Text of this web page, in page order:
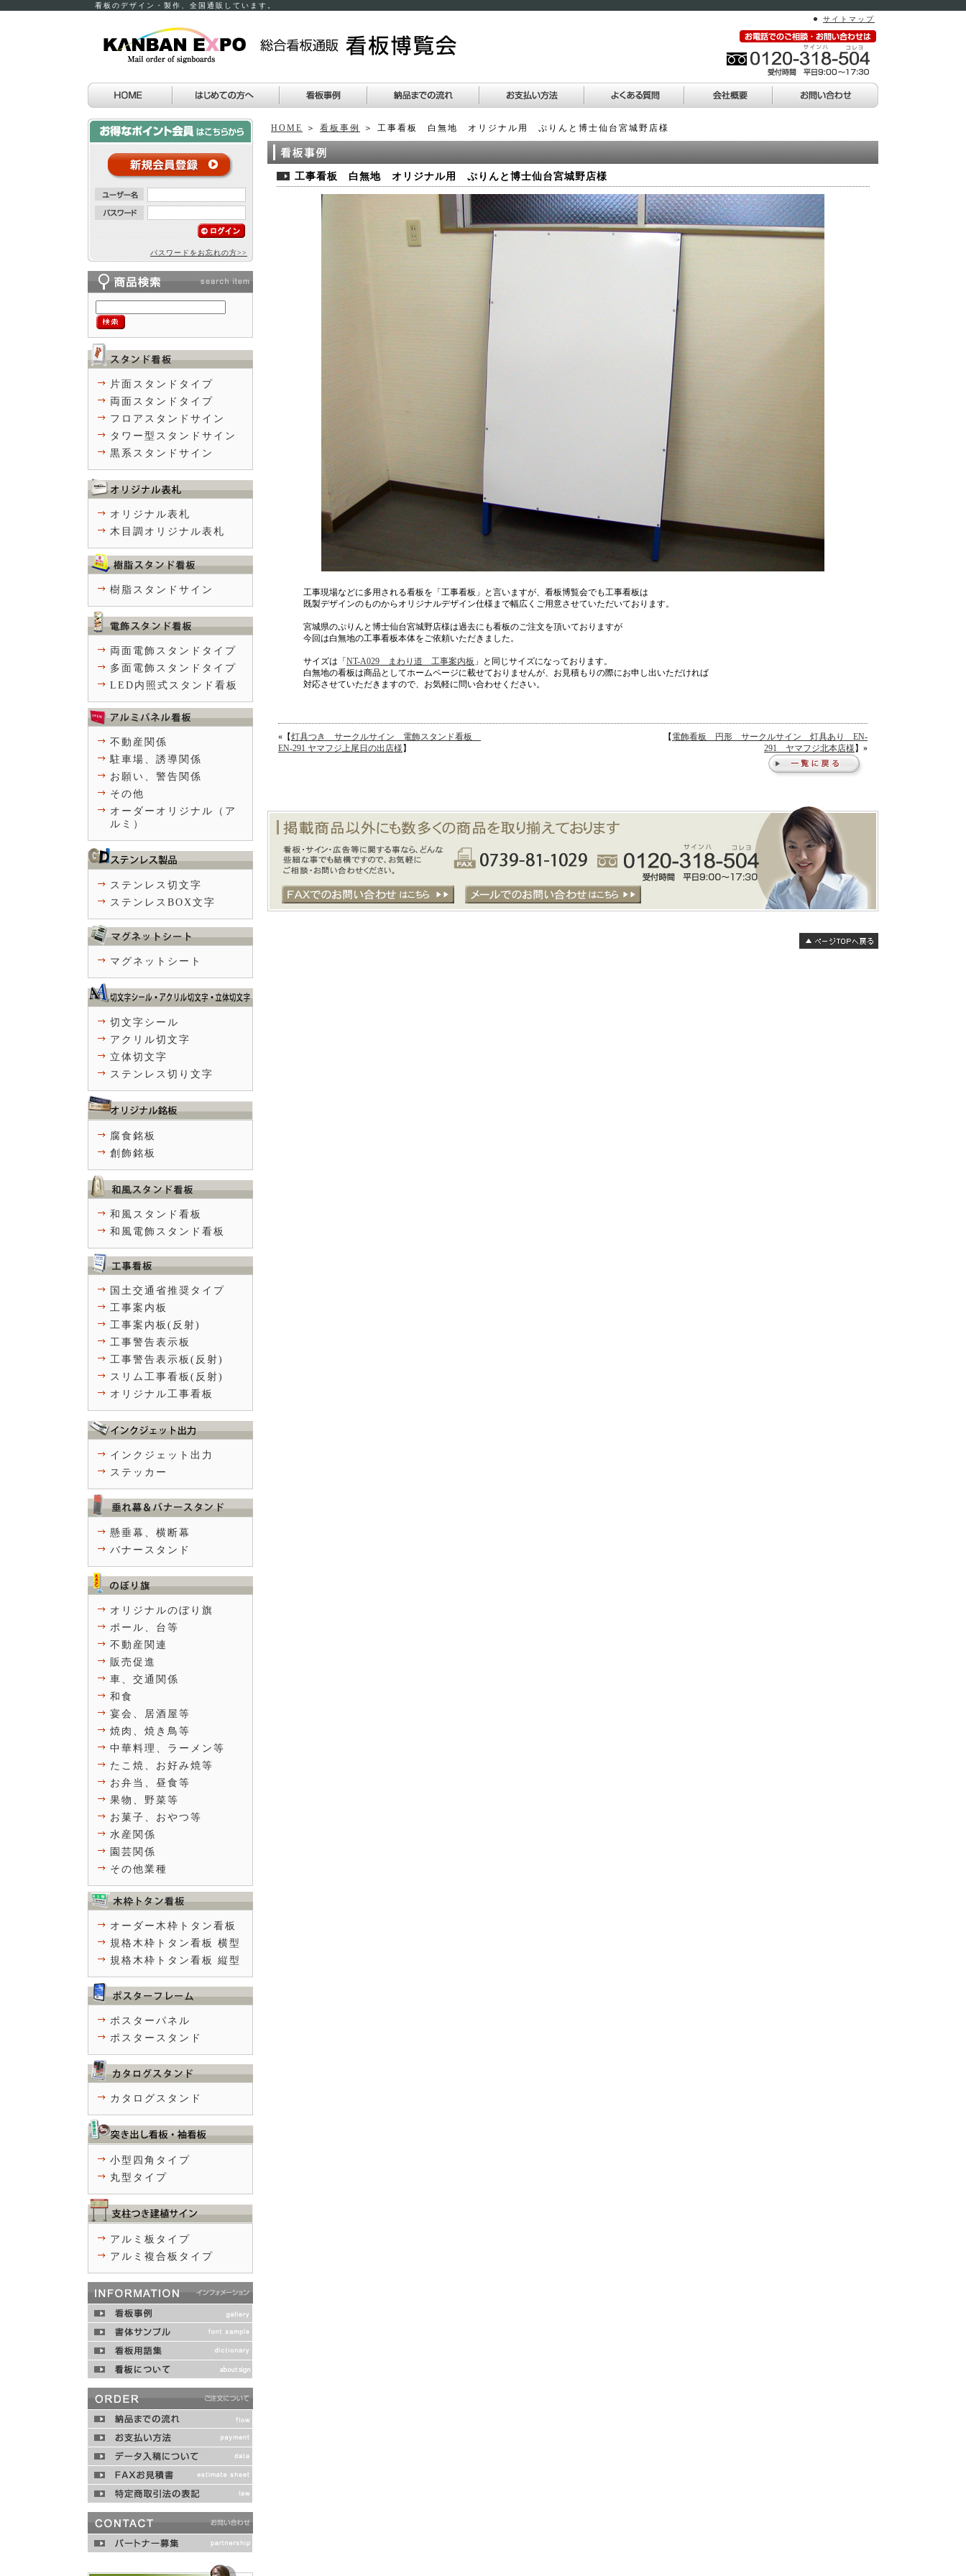
看板のデザイン・製作、全国通販しています。
サイトマップ
HOME ＞ 看板事例 ＞ 工事看板 白無地 オリジナル用 ぷりんと博士仙台宮城野店様
工事看板 白無地 オリジナル用 ぷりんと博士仙台宮城野店様
工事現場などに多用される看板を「工事看板」と言いますが、看板博覧会でも工事看板は
既製デザインのものからオリジナルデザイン仕様まで幅広くご用意させていただいております。
宮城県のぷりんと博士仙台宮城野店様は過去にも看板のご注文を頂いておりますが
今回は白無地の工事看板本体をご依頼いただきました。
サイズは「 NT-A029 まわり道 工事案内板 」と同じサイズになっております。
白無地の看板は商品としてホームページに載せておりませんが、お見積もりの際にお申し出いただければ
対応させていただきますので、お気軽に問い合わせください。
«【灯具つき サークルサイン 電飾スタンド看板
EN-291 ヤマフジ上尾日の出店様 】
【 電飾看板 円形 サークルサイン 灯具あり EN-
291 ヤマフジ北本店様 】»
パスワードをお忘れの方>>
片面スタンドタイプ
両面スタンドタイプ
フロアスタンドサイン
タワー型スタンドサイン
黒系スタンドサイン
オリジナル表札
木目調オリジナル表札
樹脂スタンドサイン
両面電飾スタンドタイプ
多面電飾スタンドタイプ
LED内照式スタンド看板
不動産関係
駐車場、誘導関係
お願い、警告関係
その他
オーダーオリジナル（ア
ルミ）
ステンレス切文字
ステンレスBOX文字
マグネットシート
切文字シール
アクリル切文字
立体切文字
ステンレス切り文字
腐食銘板
創飾銘板
和風スタンド看板
和風電飾スタンド看板
国土交通省推奨タイプ
工事案内板
工事案内板(反射)
工事警告表示板
工事警告表示板(反射)
スリム工事看板(反射)
オリジナル工事看板
インクジェット出力
ステッカー
懸垂幕、横断幕
バナースタンド
オリジナルのぼり旗
ポール、台等
不動産関連
販売促進
車、交通関係
和食
宴会、居酒屋等
焼肉、焼き鳥等
中華料理、ラーメン等
たこ焼、お好み焼等
お弁当、昼食等
果物、野菜等
お菓子、おやつ等
水産関係
園芸関係
その他業種
オーダー木枠トタン看板
規格木枠トタン看板 横型
規格木枠トタン看板 縦型
ポスターパネル
ポスタースタンド
カタログスタンド
小型四角タイプ
丸型タイプ
アルミ板タイプ
アルミ複合板タイプ